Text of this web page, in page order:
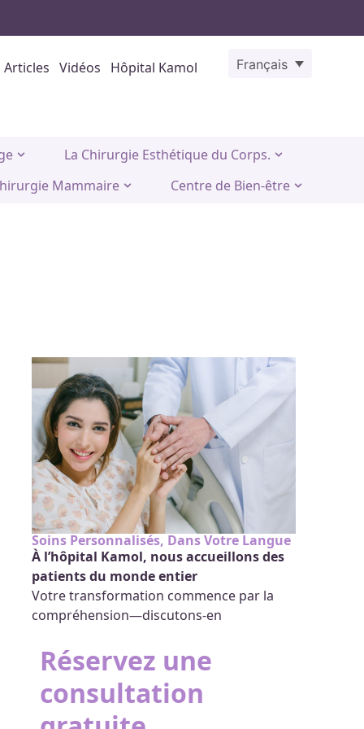
Articles Vidéos Hôpital Kamol Français
La Chirurgie Esthétique du Corps.
Mammaire
Centre de Bien-être
Soins Personnalisés, Dans Votre Langue
À l’hôpital Kamol, nous accueillons des
patients du monde entier
Votre transformation commence par la
compréhension—discutons-en
Réservez une
consultation